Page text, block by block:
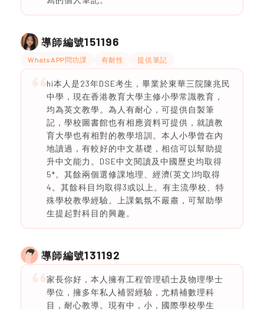
導師編號151196
WhatsAPP問功課 有耐性 提供筆記
hi本人是23年DSE考生，畢業於東華三院陳兆民
中學，現在香港教育大學主修小學常識教育，
均為英文教學。為人有耐心，可提供自製筆
記，學校圖書館也有相應資料可提供，就讀教
育大學也有相對的教學培訓。本人小學曾在內
地讀過，有較好的中文基礎，相信可以幫助提
升中文能力。DSE中文閱讀及中國歷史均取得
5*。其餘兩個選修課地理、經濟(英文)均取得
4。其餘科目均取得3或以上。有主流學校、特
殊學校教學經驗。上課氣氛不嚴肅，可幫助學
生提起對科目的興趣。
導師編號131192
家長你好，本人擁有工程管理碩士及物理學士
學位，擁多年私人補習經驗，尤精補數理科
目，耐心教導。現有中，小，國際學校學生